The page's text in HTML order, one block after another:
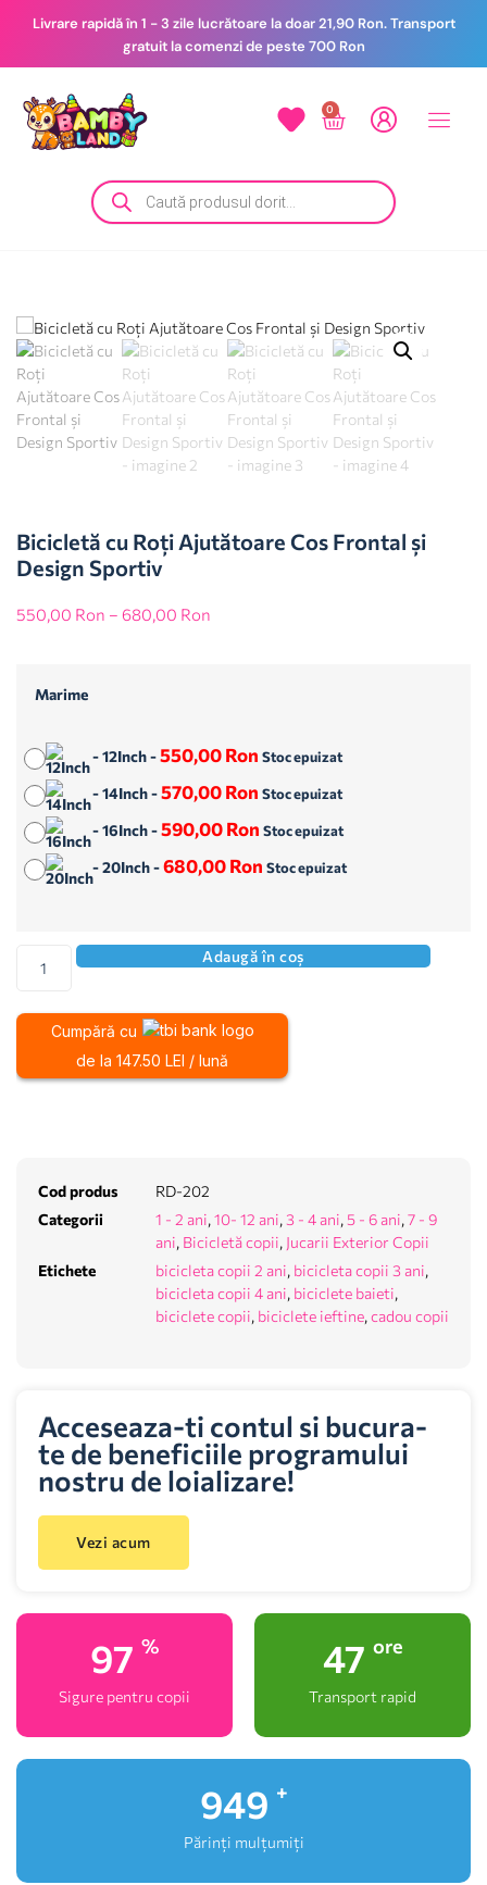
Livrare rapidă în 1 - 3 zile lucrătoare la doar 21,90 Ron. Transport
gratuit la comenzi de peste 700 Ron
0
Bicicletă cu Roți Ajutătoare Cos Frontal și
Design Sportiv
550,00 Ron – 680,00 Ron
Marime
-12Inch-550,00Ron Stoc epuizat
-14Inch-570,00Ron Stoc epuizat
-16Inch-590,00Ron Stoc epuizat
-20Inch-680,00Ron Stoc epuizat
Adaugă în coș
Cumpără cu
de la 147.50 LEI / lună
Cod produs
RD-202
Categorii
1 - 2 ani, 10- 12 ani, 3 - 4 ani, 5 - 6 ani, 7 - 9
ani, Bicicletă copii, Jucarii Exterior Copii
Etichete
bicicleta copii 2 ani, bicicleta copii 3 ani,
bicicleta copii 4 ani, biciclete baieti,
biciclete copii, biciclete ieftine, cadou copii
Acceseaza-ti contul si bucura-
te de beneficiile programului
nostru de loializare!
Vezi acum
100 %
Sigure pentru copii
48 ore
Transport rapid
1,000
Părinți mulțumiți